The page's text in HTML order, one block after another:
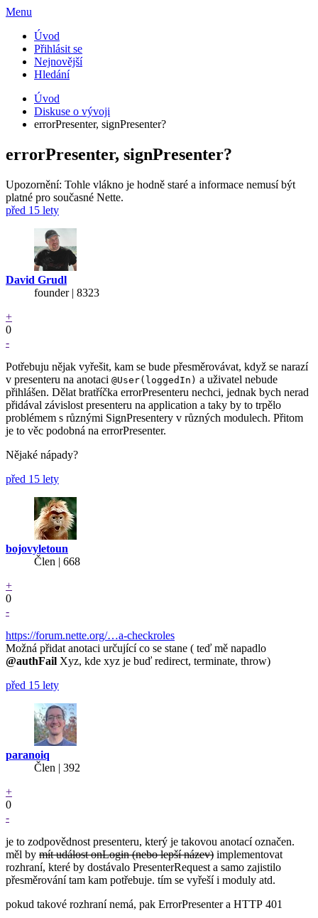
Menu
Úvod
Přihlásit se
Nejnovější
Hledání
Úvod
Diskuse o vývoji
errorPresenter, signPresenter?
errorPresenter, signPresenter?
Upozornění: Tohle vlákno je hodně staré a informace nemusí být
platné pro současné Nette.
před 15 lety
David Grudl
founder | 8323
+
0
-
Potřebuju nějak vyřešit, kam se bude přesměrovávat, když se narazí
v presenteru na anotaci @User(loggedIn) a uživatel nebude
přihlášen. Dělat bratříčka errorPresenteru nechci, jednak bych nerad
přidával závislost presenteru na application a taky by to trpělo
problémem s různými SignPresentery v různých modulech. Přitom
je to věc podobná na errorPresenter.
Nějaké nápady?
před 15 lety
bojovyletoun
Člen | 668
+
0
-
https://forum.nette.org/…a-checkroles
Možná přidat anotaci určující co se stane ( teď mě napadlo
@authFail Xyz, kde xyz je buď redirect, terminate, throw)
před 15 lety
paranoiq
Člen | 392
+
0
-
je to zodpovědnost presenteru, který je takovou anotací označen.
měl by mít událost onLogin (nebo lepší název) implementovat
rozhraní, které by dostávalo PresenterRequest a samo zajistilo
přesměrování tam kam potřebuje. tím se vyřeší i moduly atd.
pokud takové rozhraní nemá, pak ErrorPresenter a HTTP 401